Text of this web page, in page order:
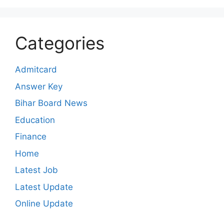
Categories
Admitcard
Answer Key
Bihar Board News
Education
Finance
Home
Latest Job
Latest Update
Online Update